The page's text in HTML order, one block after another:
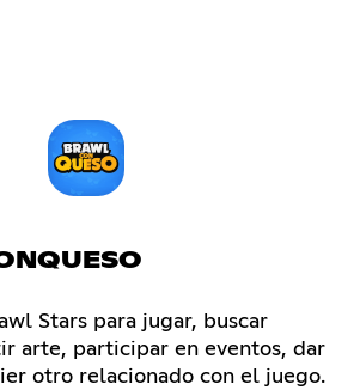
Stars para jugar, buscar
arte, participar en eventos, dar
otro relacionado con el juego.